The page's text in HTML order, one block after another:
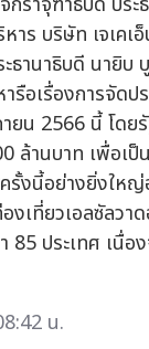
หาร บริษัท เจเค
ธานาธิบดี นายิบ
รือเรื่องการจัด
ยน 2566 นี้ โดย
ล้านบาท เพื่อเป็
รั้งนี้อย่างยิ่งให
งเที่ยวเอลซัลวา
85 ประเทศ เนื่อ
น.